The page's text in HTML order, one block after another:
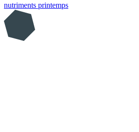
nutriments printemps